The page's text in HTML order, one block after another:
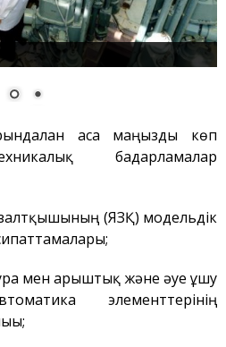
Антитеррор
Фотоальбом
Қызметтер
Қысымдағы ыдыстар
ЯМ, ИСК, РЗ, РАҚ
тасымалдау
Радиациялық бақылау
аса маңызды көп
бағдарламалар
(ЯЗҚ) модельдік
мен ғарыштық және әуе ұшу
элементтерінің